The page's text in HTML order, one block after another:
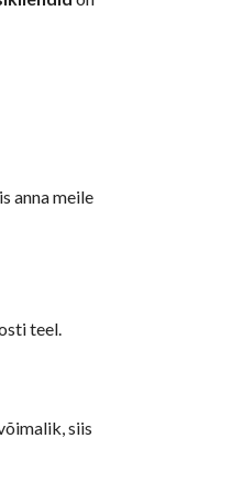
anna meile
teel.
võimalik, siis